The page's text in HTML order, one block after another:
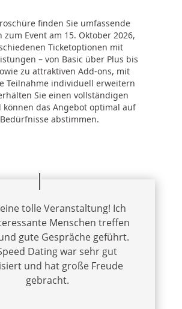
finden Sie umfassende
Event am 15. Oktober 2026,
Ticketoptionen mit
– von Basic über Plus bis
zu attraktiven Add-ons, mit
Teilnahme individuell erweitern
Sie einen vollständigen
können das Angebot optimal auf
abstimmen.
tolle Veranstaltung! Ich
Menschen treffen
gute Gespräche geführt.
Dating war sehr gut
und hat große Freude
gebracht.